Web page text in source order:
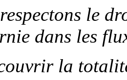
le
dans les
la